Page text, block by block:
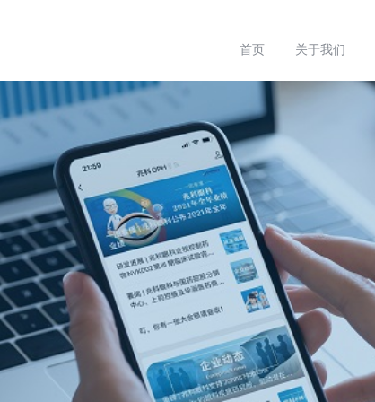
首页 关于我们